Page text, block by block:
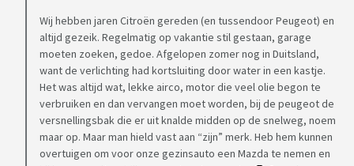
Wij hebben jaren Citroën gereden (en tussendoor Peugeot) en
altijd gezeik. Regelmatig op vakantie stil gestaan, garage
moeten zoeken, gedoe. Afgelopen zomer nog in Duitsland,
want de verlichting had kortsluiting door water in een kastje.
Het was altijd wat, lekke airco, motor die veel olie begon te
verbruiken en dan vervangen moet worden, bij de peugeot de
versnellingsbak die er uit knalde midden op de snelweg, noem
maar op. Maar man hield vast aan “zijn” merk. Heb hem kunnen
overtuigen om voor onze gezinsauto een Mazda te nemen en